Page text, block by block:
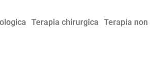
Terapia chirurgica Terapia